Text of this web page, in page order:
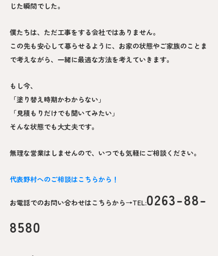
じた瞬間でした。
僕たちは、ただ工事をする会社ではありません。
この先も安心して暮らせるように、お家の状態やご家族のことま
で考えながら、一緒に最適な方法を考えていきます。
もし今、
「塗り替え時期かわからない」
「見積もりだけでも聞いてみたい」
そんな状態でも大丈夫です。
無理な営業はしませんので、いつでも気軽にご相談ください。
代表野村へのご相談はこちらから！
お電話でのお問い合わせはこちらから→TEL:0263-88-
8580